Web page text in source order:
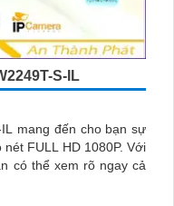
S-IL
IL mang đến cho bạn sự
FULL HD 1080P. Với
có thể xem rõ ngay cả